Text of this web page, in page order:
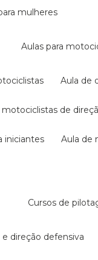
mulheres
aulas para
aula
motociclistas de
iniciantes aula
cursos de
e direção defensiva